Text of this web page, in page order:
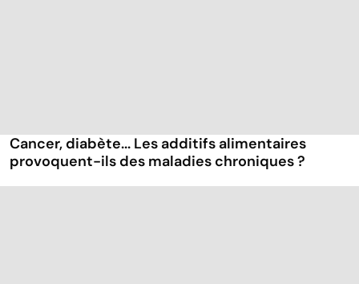
Cancer, diabète... Les additifs alimentaires
provoquent-ils des maladies chroniques ?